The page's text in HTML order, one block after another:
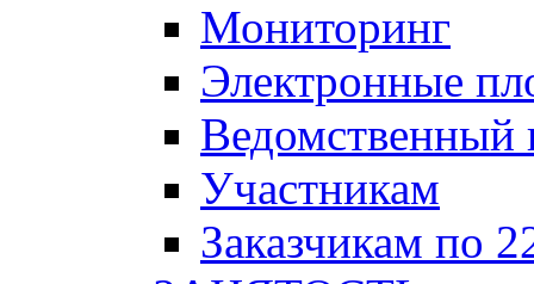
Мониторинг
Электронные
Ведомственный
Участникам
Заказчикам по